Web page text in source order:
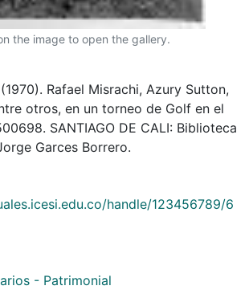
the image to open the gallery.
Rafael Misrachi, Azury Sutton,
otros, en un torneo de Golf en el
SANTIAGO DE CALI: Biblioteca
Garces Borrero.
handle/123456789/6
- Patrimonial